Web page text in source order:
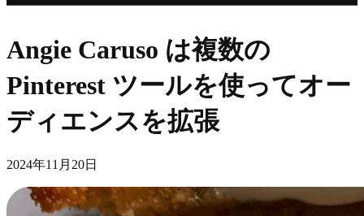
Angie Caruso は複数の
Pinterest ツールを使ってオー
ディエンスを拡張
2024年11月20日